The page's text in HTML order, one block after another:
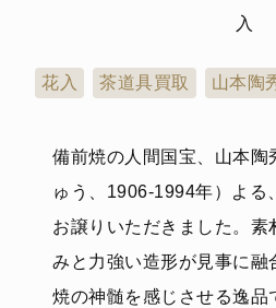
入
花入 茶道具買取 山本陶
備前焼の人間国宝、山本陶
ゅう、1906-1994年）よる
お譲りいただきました。素
みと力強い造形が見事に融
焼の神髄を感じさせる逸品